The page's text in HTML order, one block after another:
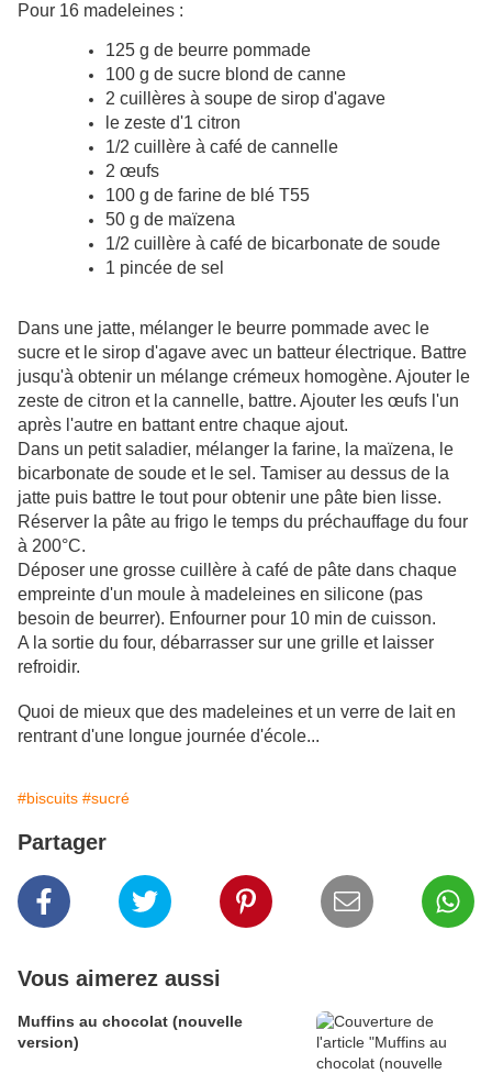
Pour 16 madeleines :
125 g de beurre pommade
100 g de sucre blond de canne
2 cuillères à soupe de sirop d'agave
le zeste d'1 citron
1/2 cuillère à café de cannelle
2 œufs
100 g de farine de blé T55
50 g de maïzena
1/2 cuillère à café de bicarbonate de soude
1 pincée de sel
Dans une jatte, mélanger le beurre pommade avec le
sucre et le sirop d'agave avec un batteur électrique. Battre
jusqu'à obtenir un mélange crémeux homogène. Ajouter le
zeste de citron et la cannelle, battre. Ajouter les œufs l'un
après l'autre en battant entre chaque ajout.
Dans un petit saladier, mélanger la farine, la maïzena, le
bicarbonate de soude et le sel. Tamiser au dessus de la
jatte puis battre le tout pour obtenir une pâte bien lisse.
Réserver la pâte au frigo le temps du préchauffage du four
à 200°C.
Déposer une grosse cuillère à café de pâte dans chaque
empreinte d'un moule à madeleines en silicone (pas
besoin de beurrer). Enfourner pour 10 min de cuisson.
A la sortie du four, débarrasser sur une grille et laisser
refroidir.
Quoi de mieux que des madeleines et un verre de lait en
rentrant d'une longue journée d'école...
#biscuits #sucré
Partager
Vous aimerez aussi
Muffins au chocolat (nouvelle
version)